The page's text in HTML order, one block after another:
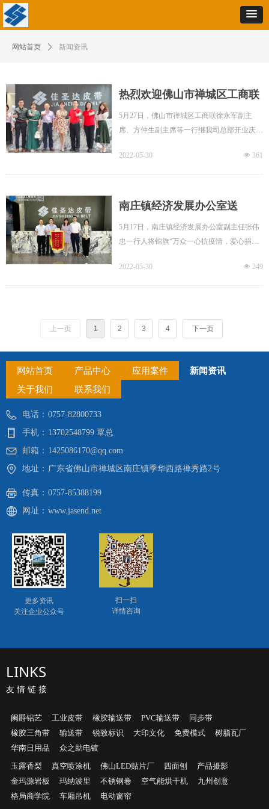
热烈欢迎佛山市禅城区工商联
徐永军副主席、方仲生副主席
等一行莅临我司调研
5月27日，佛山市禅城区工商联徐永军副主
席、方仲生副主席等一行继我司总部开业庆典
넶 361
2022-05-30
​南庄镇经济发展办公室送
来"万众一心抗疫情，爱心捐
赠显真情"锦旗及感谢信
5月17日，南庄镇经济发展办公室副主任张伟
忠一行人将锦旗“万众一心抗疫情，爱心捐赠
넶 249
2022-05-30
上一页 1 2 3 4 下一页
网站首页 ꄲ 新闻资讯
电话： 0757-82800733
手机： 13702548799 覃总
邮箱： 1425086170@qq.com
地址： 广东省佛山市禅城区南庄镇季华西路禅秀路2号
传真： 0757-85388199
网址： www.jasend.net
更多资讯
关注企业公众号
扫一扫
详情咨询
网站首页 产品中心 应用案件
新闻资讯
关于我们
联系我们
LINKS
友 情 链 接
阑爵铝艺 工业皮带 橡胶输送带 PVC输送带
同步带
橡胶三角带
输送带 锐致标识 大印文化 免费模式
树脂瓦厂
华南日用品
众之助电镀
玉露香梨
真空喷涂机 佛山LED贴片厂 四面刨
产品摄影
金玛源岩板
玛纳波里 不锈钢卷 空气能烘干机
九州创意
格局商学院
车厢吊机 电动窗帘